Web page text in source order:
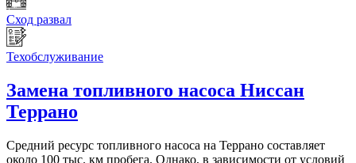
Сход развал
Техобслуживание
Замена топливного насоса Ниссан
Террано
Средний ресурс топливного насоса на Террано составляет
около 100 тыс. км пробега. Однако, в зависимости от условий